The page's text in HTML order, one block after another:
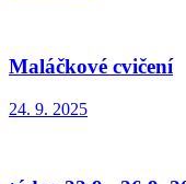
Maláčkové cvičení
24. 9. 2025